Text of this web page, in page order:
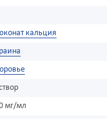
кальция
мг/мл